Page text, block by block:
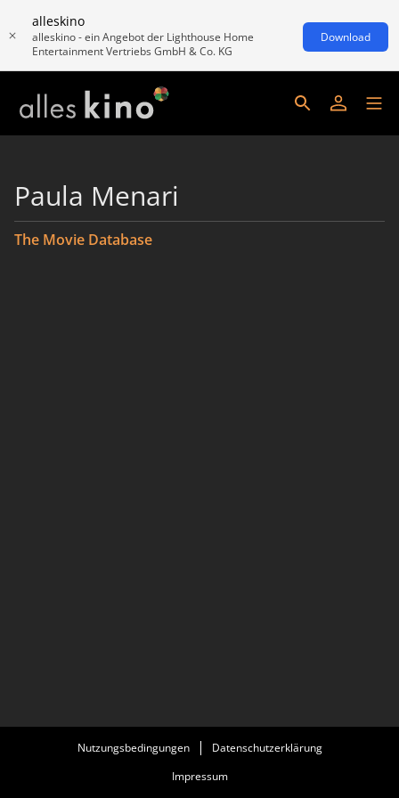
alleskino
alleskino - ein Angebot der Lighthouse Home
Entertainment Vertriebs GmbH & Co. KG
Download
Paula Menari
The Movie Database
Nutzungsbedingungen
Datenschutzerklärung
Impressum